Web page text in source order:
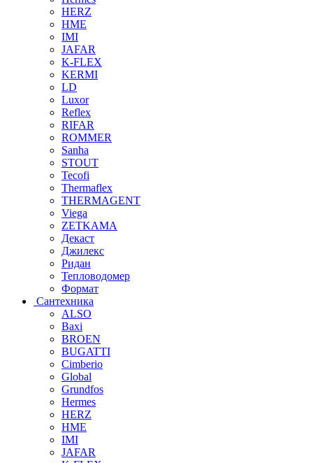
HERZ
HME
IMI
JAFAR
K-FLEX
KERMI
LD
Luxor
Reflex
RIFAR
ROMMER
Sanha
STOUT
Tecofi
Thermaflex
THERMAGENT
Viega
ZETKAMA
Декаст
Джилекс
Ридан
Тепловодомер
Формат
Сантехника
ALSO
Baxi
BROEN
BUGATTI
Cimberio
Global
Grundfos
Hermes
HERZ
HME
IMI
JAFAR